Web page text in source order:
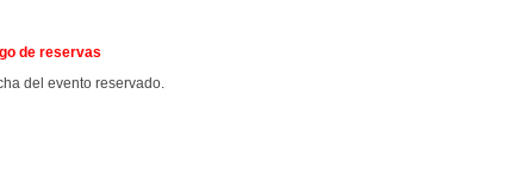
de reservas
del evento reservado.